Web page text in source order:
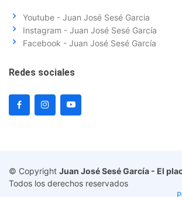
Youtube - Juan José Sesé Garcia
Instagram - Juan José Sesé García
Facebook - Juan José Sesé García
Redes sociales
© Copyright Juan José Sesé García - El
Todos los derechos reservados